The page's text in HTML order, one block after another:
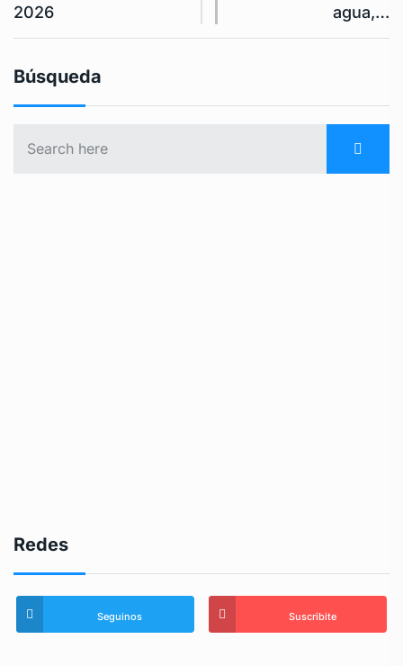
2026
agua,…
Búsqueda
Redes
Seguinos Suscribite